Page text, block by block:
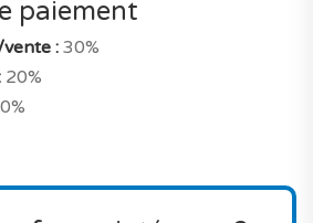
privilégié entre
son prix de vente est
avec le marché pour un
paiement
: 30%
20%